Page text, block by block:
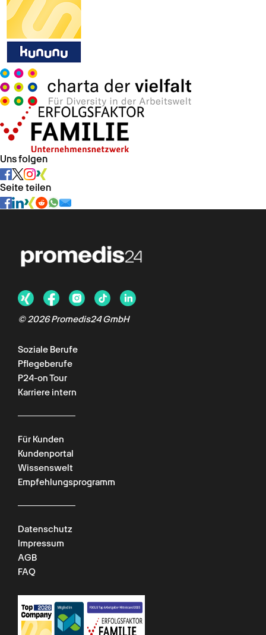
Uns folgen
Seite teilen
© 2026 Promedis24 GmbH
Soziale Berufe
Pflegeberufe
P24-on Tour
Karriere intern
Für Kunden
Kundenportal
Wissenswelt
Empfehlungsprogramm
Datenschutz
Impressum
AGB
FAQ